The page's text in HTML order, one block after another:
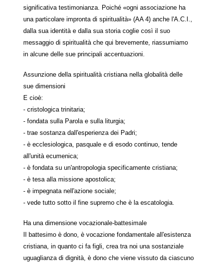
significativa testimonianza. Poiché «ogni associazione ha
una particolare impronta di spiritualità» (AA 4) anche l'A.C.I.,
dalla sua identità e dalla sua storia coglie così il suo
messaggio di spiritualità che qui brevemente, riassumiamo
in alcune delle sue principali accentuazioni.
Assunzione della spiritualità cristiana nella globalità delle
sue dimensioni
E cioè:
- cristologica trinitaria;
- fondata sulla Parola e sulla liturgia;
- trae sostanza dall'esperienza dei Padri;
- è ecclesiologica, pasquale e di esodo continuo, tende
all'unità ecumenica;
- è fondata su un'antropologia specificamente cristiana;
- è tesa alla missione apostolica;
- è impegnata nell'azione sociale;
- vede tutto sotto il fine supremo che è la escatologia.
Ha una dimensione vocazionale-battesimale
Il battesimo è dono, è vocazione fondamentale all'esistenza
cristiana, in quanto ci fa figli, crea tra noi una sostanziale
uguaglianza di dignità, è dono che viene vissuto da ciascuno